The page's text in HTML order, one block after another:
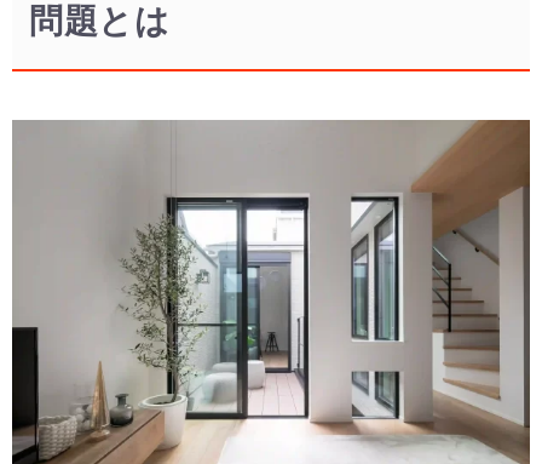
問題とは